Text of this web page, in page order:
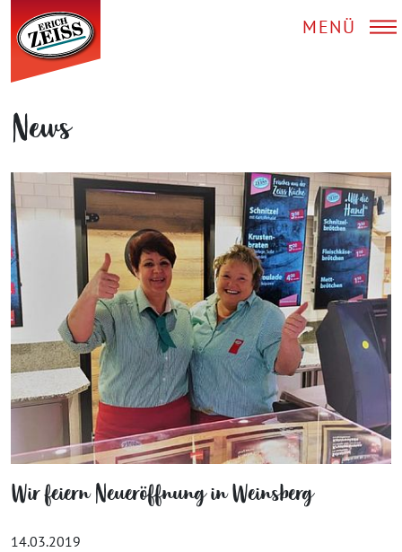
MENÜ
News
Wir feiern Neueröffnung in Weinsberg
14.03.2019